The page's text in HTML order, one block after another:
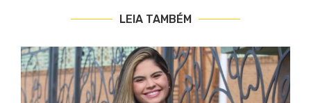
LEIA TAMBÉM